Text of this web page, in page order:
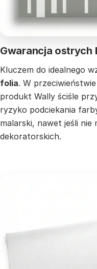
Gwarancja ostrych
Kluczem do idealnego
folia. W
produkt Wally ściśle
ryzyko podciekania
malarski, nawet jeśli nie
dekoratorskich.